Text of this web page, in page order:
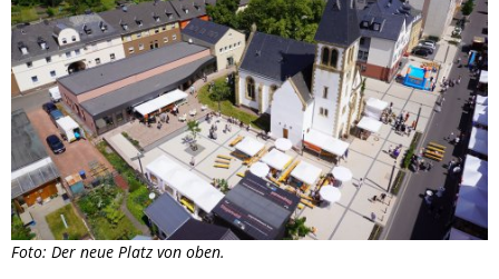
Foto: Der neue Platz von oben.